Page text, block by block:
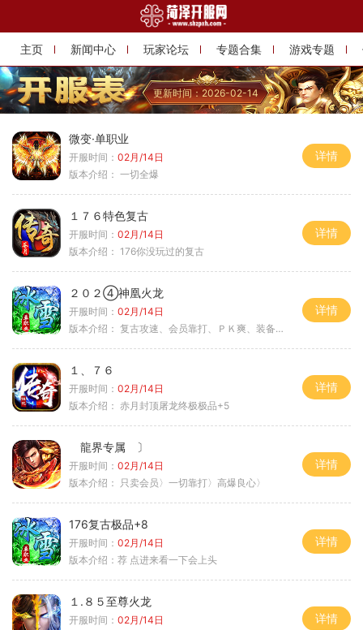
主页 新闻中心 玩家论坛 专题合集 游戏专题
更新时间：2026-02-14
微变·单职业
开服时间： 02月/14日
版本介绍： 一切全爆
详情
１７６特色复古
开服时间： 02月/14日
版本介绍： 176你没玩过的复古
详情
２０２④神凰火龙
开服时间： 02月/14日
版本介绍： 复古攻速、会员靠打、ＰＫ爽、装备全爆
详情
１、７６
开服时间： 02月/14日
版本介绍： 赤月封顶屠龙终极极品+5
详情
龍界专属 〕
开服时间： 02月/14日
版本介绍： 只卖会员〉一切靠打〉高爆良心〉
详情
176复古极品+8
开服时间： 02月/14日
版本介绍： 荐 点进来看一下会上头
详情
１.８５至尊火龙
开服时间： 02月/14日
详情